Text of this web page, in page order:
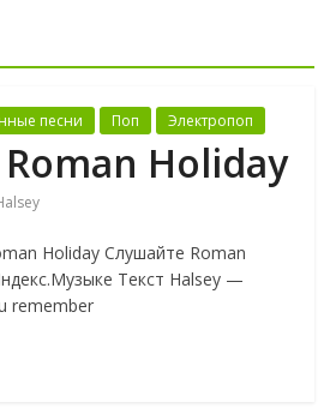
песни Поп Электропоп
Holiday
Holiday Слушайте Roman
Текст Halsey —
remember